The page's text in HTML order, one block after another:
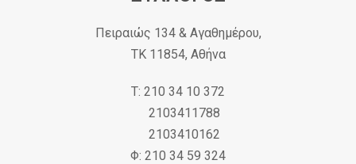
Πειραιώς 134 & Αγαθημέρου,
ΤΚ 11854, Αθήνα
Τ: 210 34 10 372
2103411788
2103410162
Φ: 210 34 59 324